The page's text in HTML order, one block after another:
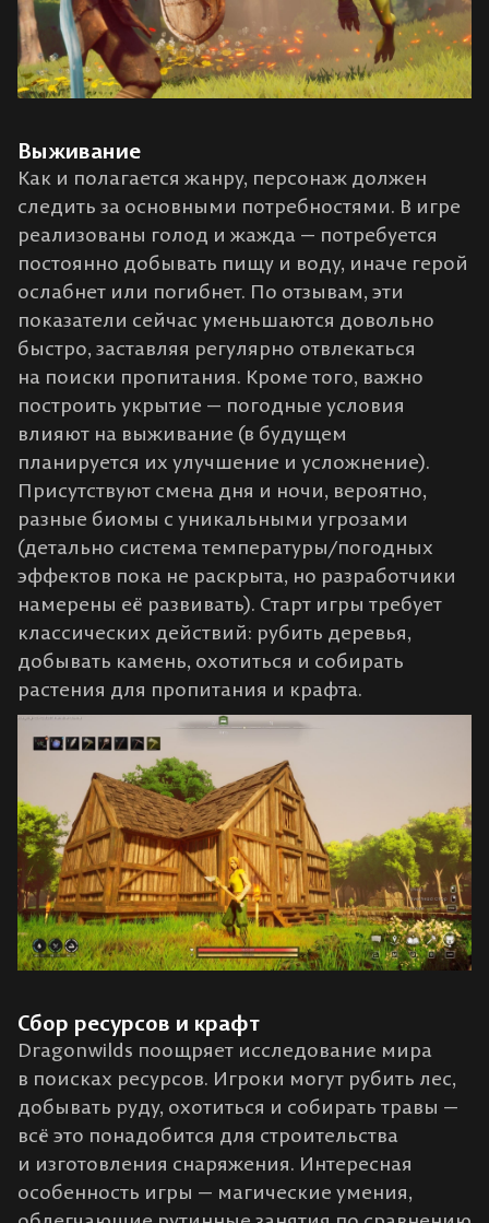
Выживание
Как и полагается жанру, персонаж должен
следить за основными потребностями. В игре
реализованы голод и жажда — потребуется
постоянно добывать пищу и воду, иначе герой
ослабнет или погибнет​. По отзывам, эти
показатели сейчас уменьшаются довольно
быстро, заставляя регулярно отвлекаться
на поиски пропитания. Кроме того, важно
построить укрытие — погодные условия
влияют на выживание (в будущем
планируется их улучшение и усложнение)​.
Присутствуют смена дня и ночи, вероятно,
разные биомы с уникальными угрозами
(детально система температуры/погодных
эффектов пока не раскрыта, но разработчики
намерены её развивать​). Старт игры требует
классических действий: рубить деревья,
добывать камень, охотиться и собирать
растения для пропитания и крафта.
Сбор ресурсов и крафт
Dragonwilds поощряет исследование мира
в поисках ресурсов. Игроки могут рубить лес,
добывать руду, охотиться и собирать травы —
всё это понадобится для строительства
и изготовления снаряжения​. Интересная
особенность игры — магические умения,